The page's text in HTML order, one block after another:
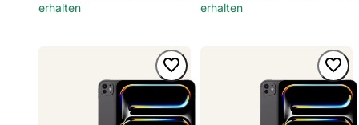
erhalten
erhalten